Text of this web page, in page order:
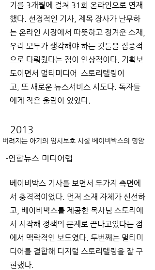
2013
버려지는 아기의 임시보호 시설 베이비박스의 명암
-연합뉴스 미디어랩
베이비박스 기사를 보면서 두가지 측면에
서 충격적이었다. 먼저 소재 자체가 신선하
고, 베이비박스를 제공한 목사님 스토리에
서 시작해 정책의 문제로 끝나고있다는 점
에서 맥락적인 보도였다. 두번째는 멀티미
디어를 결합해 디지털 스토리텔링을 잘 구
현했다.
기를 3개월에 걸쳐 31회 온라인으로 연재
했다. 선정적인 기사, 제목 장사가 난무하
는 온라인 시장에서 따뜻하고 정겨운 소재,
우리 모두가 생각해야 하는 것들을 집중적
으로 다뤄줬다는 점이 인상적이다. 기획보
도이면서 멀티미디어 스토리텔링이
고, 또 새로운 뉴스서비스 시도다. 독자들
에게 작은 울림이 있었다.